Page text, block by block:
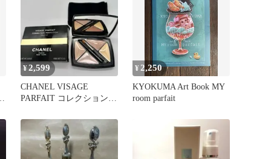
¥2,599
CHANEL VISAGE
PARFAIT コレクションパ
¥ 2,250
KYOKUMA Art Book MY
room parfait